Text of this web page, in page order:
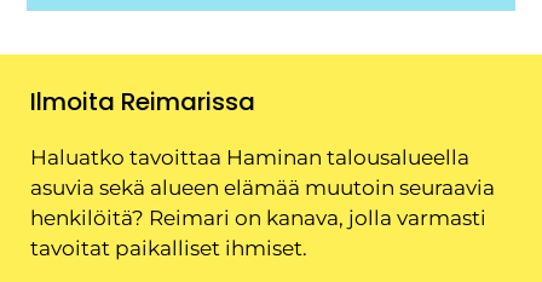
Ilmoita Reimarissa
Haluatko tavoittaa Haminan talousalueella
asuvia sekä alueen elämää muutoin seuraavia
henkilöitä? Reimari on kanava, jolla varmasti
tavoitat paikalliset ihmiset.